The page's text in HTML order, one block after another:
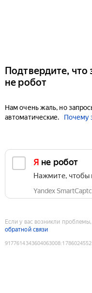
Подтвердите, что
не робот
Нам очень жаль, но
автоматические.
Почему
Я не робот
Нажмите, чтобы
Yandex
Если у вас возникли
обратной связи
9177614343604063008:1786024552